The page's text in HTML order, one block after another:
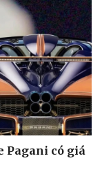
Pagani có giá